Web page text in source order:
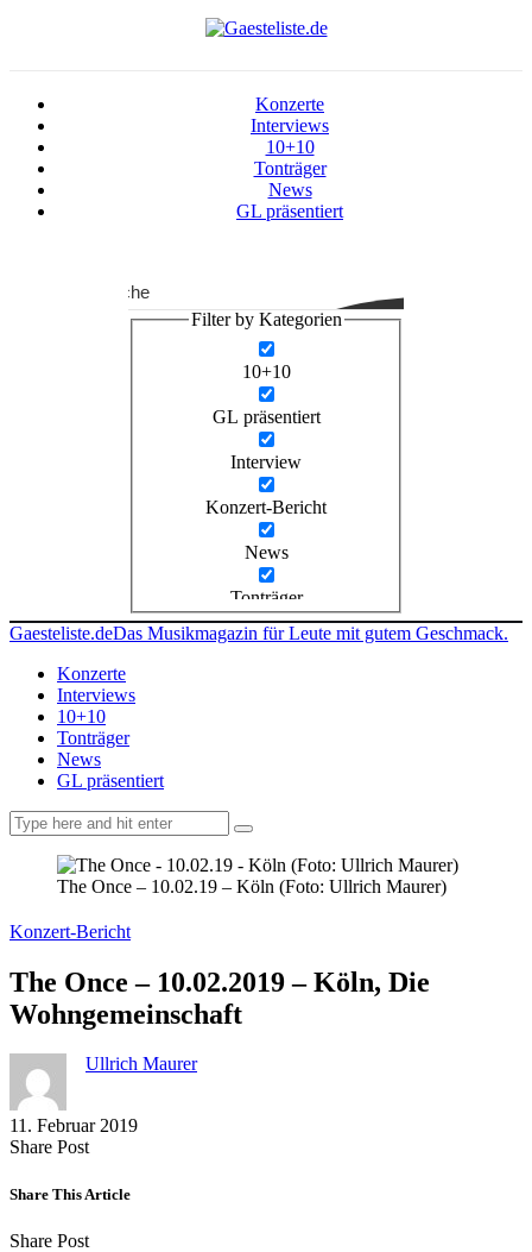
Konzerte
Interviews
10+10
Tonträger
News
GL präsentiert
Suche
Filter by Kategorien
10+10
GL präsentiert
Interview
Konzert-Bericht
News
Tonträger
Gaesteliste.deDas Musikmagazin für Leute mit gutem Geschmack.
Konzerte
Interviews
10+10
Tonträger
News
GL präsentiert
The Once – 10.02.19 – Köln (Foto: Ullrich Maurer)
Konzert-Bericht
The Once – 10.02.2019 – Köln, Die
Wohngemeinschaft
Ullrich Maurer
11. Februar 2019
Share PostShare
Facebook
Copy
to
Send
via
Share This Article
Share PostShare
Copy
Send